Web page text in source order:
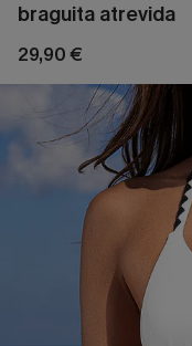
braguita atrevida
29,90 €